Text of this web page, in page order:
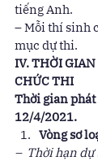
tiếng Anh.
– Mỗi thí sinh
mục dự thi.
IV. THỜI
CHỨC THI
Thời gian
12/4/2021.
Vòng sơ
–  Thời hạn dự